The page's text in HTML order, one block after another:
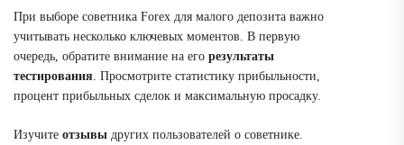
При выборе советника Forex для малого депозита важно
учитывать несколько ключевых моментов. В первую
очередь, обратите внимание на его результаты
тестирования. Просмотрите статистику прибыльности,
процент прибыльных сделок и максимальную просадку.
Изучите отзывы других пользователей о советнике.